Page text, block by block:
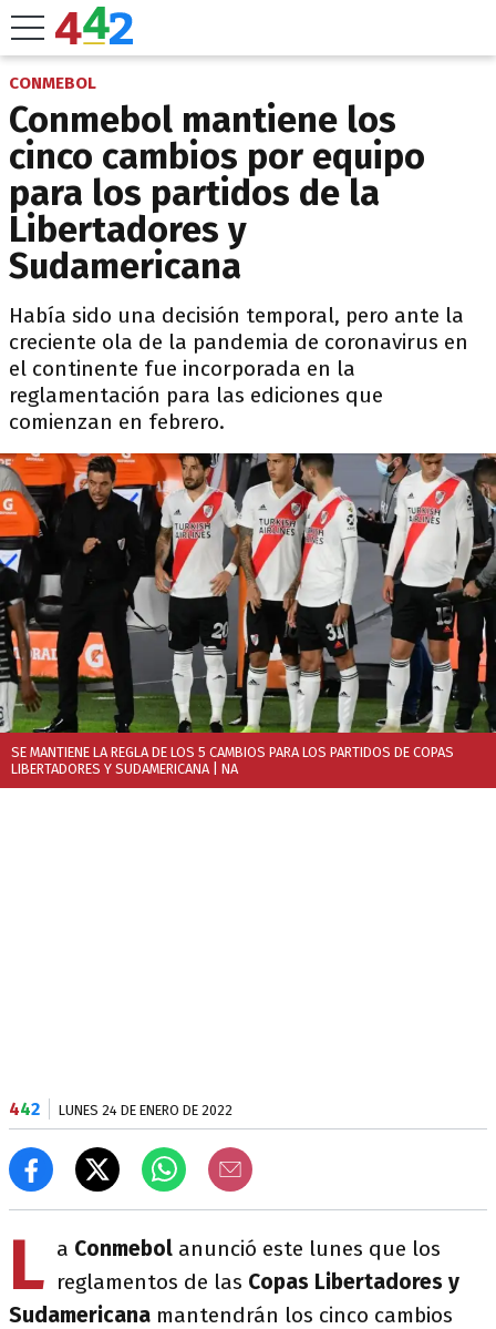
CONMEBOL
Conmebol mantiene los
cinco cambios por equipo
para los partidos de la
Libertadores y
Sudamericana
Había sido una decisión temporal, pero ante la
creciente ola de la pandemia de coronavirus en
el continente fue incorporada en la
reglamentación para las ediciones que
comienzan en febrero.
SE MANTIENE LA REGLA DE LOS 5 CAMBIOS PARA LOS PARTIDOS DE COPAS
LIBERTADORES Y SUDAMERICANA | NA
442 LUNES 24 DE ENERO DE 2022
L a Conmebol anunció este lunes que los
reglamentos de las Copas Libertadores y
Sudamericana mantendrán los cinco cambios